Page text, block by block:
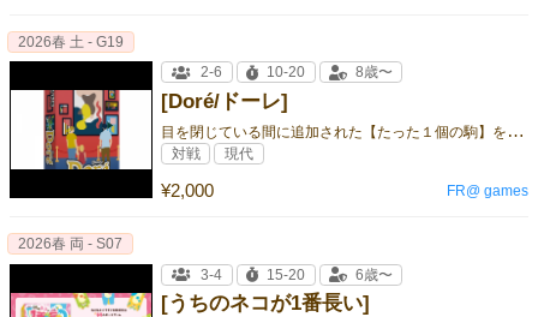
[Doré/ドーレ]
目
を閉じている間に追加された【たった１個の駒】を見つけるメモリー＆隠れんぼ系ゲーム！
¥2,000
2026春 土 - G19
2-6
10-20 8歳〜
対戦 現代
FR@ games
[うちのネコが1番長い]
2026春 両 - S07
3-4
15-20 6歳〜